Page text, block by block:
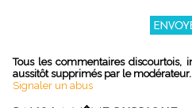
Tous les commentaires discourtois,
aussitôt supprimés par le modérateur.
Signaler un abus